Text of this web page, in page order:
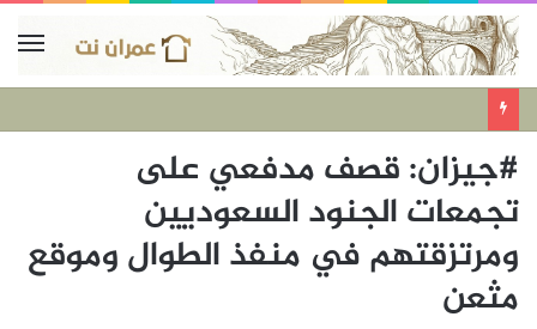
#جيزان: قصف مدفعي على
تجمعات الجنود السعوديين
ومرتزقتهم في منفذ الطوال وموقع
مثعن